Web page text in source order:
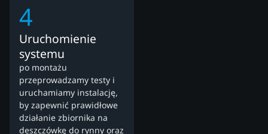
4
Uruchomienie
systemu
po montażu
przeprowadzamy testy i
uruchamiamy instalację,
by zapewnić prawidłowe
działanie zbiornika na
deszczówkę do rynny oraz